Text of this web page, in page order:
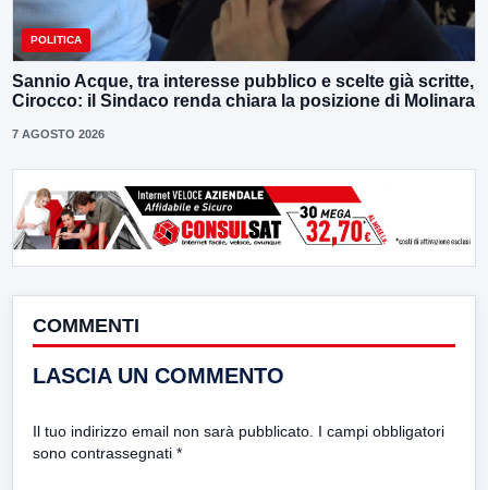
POLITICA
Sannio Acque, tra interesse pubblico e scelte già scritte,
Cirocco: il Sindaco renda chiara la posizione di Molinara
7 AGOSTO 2026
COMMENTI
LASCIA UN COMMENTO
Il tuo indirizzo email non sarà pubblicato. I campi obbligatori
sono contrassegnati *